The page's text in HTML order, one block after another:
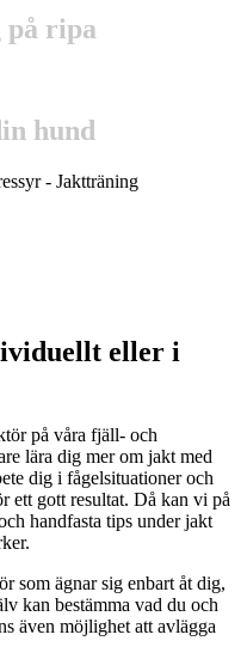
ripa
hund
- Jaktträning
eller i
på våra fjäll- och
lära dig mer om jakt med
dig i fågelsituationer och
ett gott resultat. Då kan vi på
handfasta tips under jakt
som ägnar sig enbart åt dig,
kan bestämma vad du och
även möjlighet att avlägga